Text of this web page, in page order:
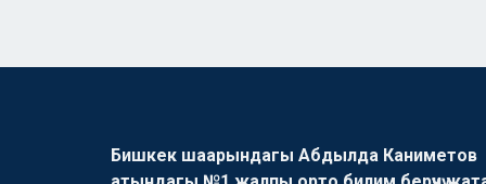
Бишкек шаарындагы Абдылда Каниметов